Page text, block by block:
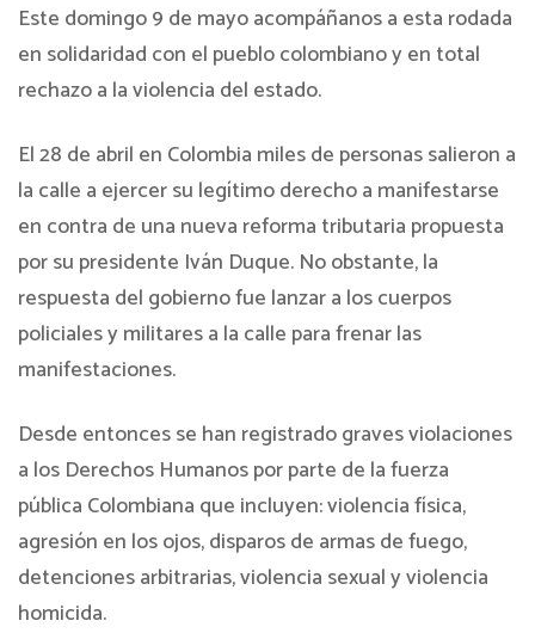
Este domingo 9 de mayo acompáñanos a esta rodada
en solidaridad con el pueblo colombiano y en total
rechazo a la violencia del estado.
El 28 de abril en Colombia miles de personas salieron a
la calle a ejercer su legítimo derecho a manifestarse
en contra de una nueva reforma tributaria propuesta
por su presidente Iván Duque. No obstante, la
respuesta del gobierno fue lanzar a los cuerpos
policiales y militares a la calle para frenar las
manifestaciones.
Desde entonces se han registrado graves violaciones
a los Derechos Humanos por parte de la fuerza
pública Colombiana que incluyen: violencia física,
agresión en los ojos, disparos de armas de fuego,
detenciones arbitrarias, violencia sexual y violencia
homicida.